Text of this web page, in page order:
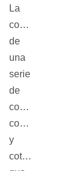
La
combinación
de
una
serie
de
conflictos
conocidos
y
cotidianos